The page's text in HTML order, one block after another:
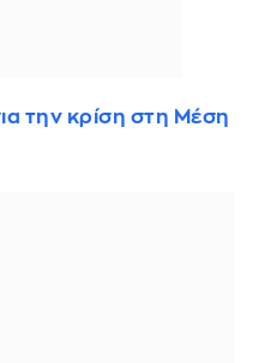
την κρίση στη Μέση